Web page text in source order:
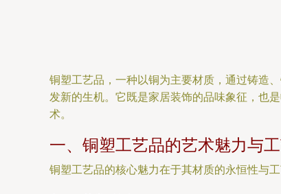
铜塑工艺品，一种以铜为主要材质，通过铸造
发新的生机。它既是家居装饰的品味象征，也
术。
一、铜塑工艺品的艺术魅力与
铜塑工艺品的核心魅力在于其材质的永恒性与